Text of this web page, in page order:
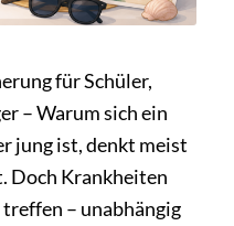
für Schüler,
– Warum sich ein
jung ist, denkt meist
Doch Krankheiten
– unabhängig